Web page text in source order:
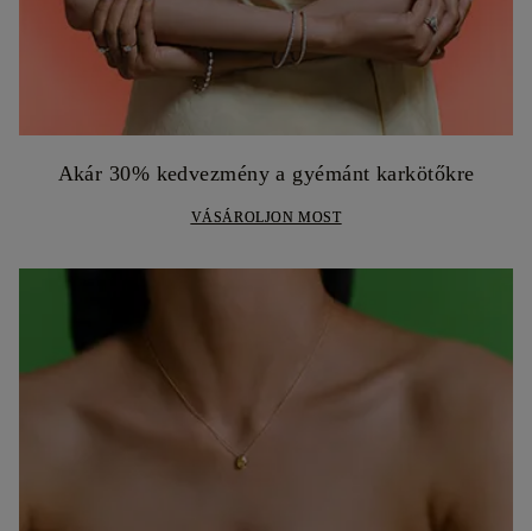
Akár 30% kedvezmény a gyémánt karkötőkre
VÁSÁROLJON MOST